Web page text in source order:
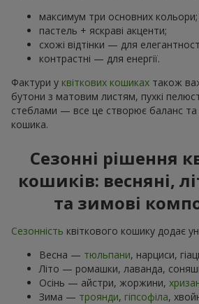
максимум три основних кольори;
пастель + яскраві акценти;
схожі відтінки — для
контрастні — для енергії.
Фактури у квіткових кошиках також
бутони з матовим листям, пухкі
стеблами — все це створює баланс та
кошика.
Сезонні рішення
кошиків: весняні,
та зимові
Сезонність квіткового кошику додає
Весна — тюльпани, нарциси,
Літо — ромашки, лаванда,
Осінь — айстри, жоржини,
Зима — троянди, гіпсофіла,